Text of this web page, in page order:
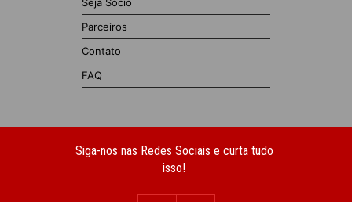
Parceiros
Contato
FAQ
Siga-nos nas Redes Sociais e curta tudo
isso!